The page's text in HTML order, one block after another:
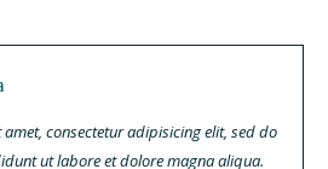
consectetur adipisicing elit, sed do
ut labore et dolore magna aliqua.